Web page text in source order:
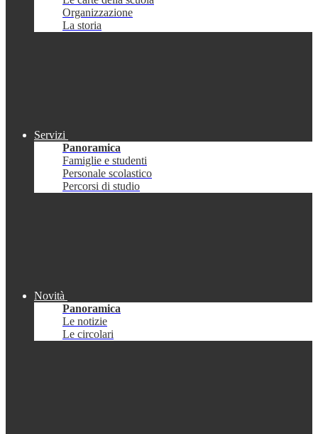
Organizzazione
La storia
Servizi
Panoramica
Famiglie e studenti
Personale scolastico
Percorsi di studio
Novità
Panoramica
Le notizie
Le circolari